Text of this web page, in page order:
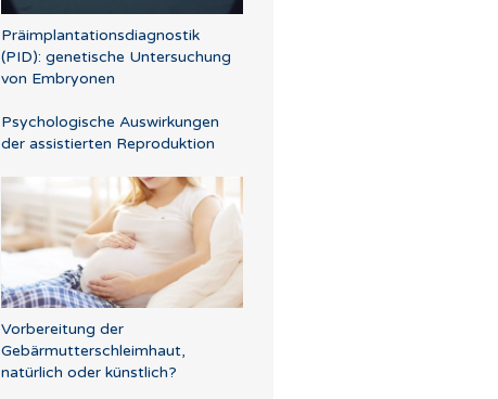
Präimplantationsdiagnostik
(PID): genetische Untersuchung
von Embryonen
Psychologische Auswirkungen
der assistierten Reproduktion
Vorbereitung der
Gebärmutterschleimhaut,
natürlich oder künstlich?